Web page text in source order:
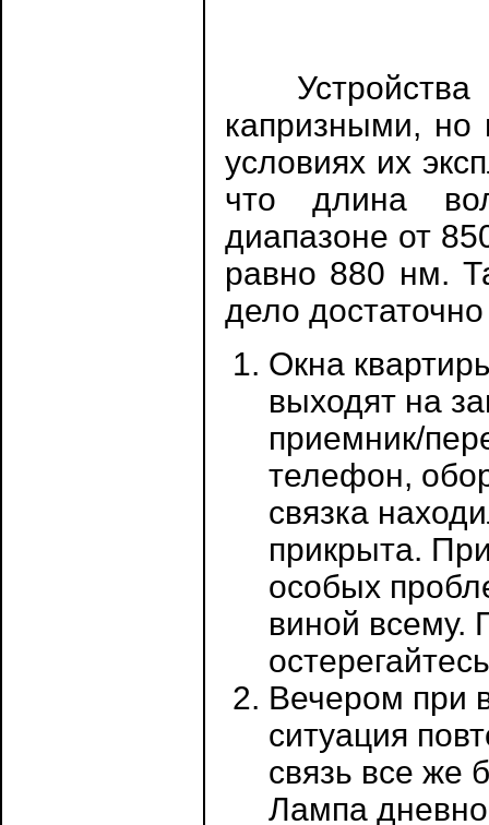
Устройства
капризными, но
условиях их
что длина
диапазоне от
равно 880 нм.
дело
Окна
выходят на
приемник/
телефон,
связка
прикрыта.
особых
виной всему.
Вечером при
ситуация
связь все же
Лампа